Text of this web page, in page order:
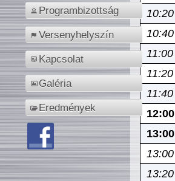
Programbizottság
Versenyhelyszín
Kapcsolat
Galéria
Eredmények
10:20
10:40
11:00
11:20
11:40
12:00
13:00
13:00
13:20